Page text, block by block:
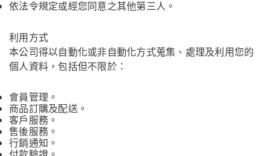
依法令規定或經您同意之其他第三人。
利用方式
本公司得以自動化或非自動化方式蒐集、處理及利用您的
個人資料，包括但不限於：
會員管理。
商品訂購及配送。
客戶服務。
售後服務。
行銷通知。